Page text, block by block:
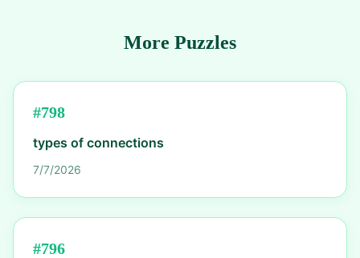
More Puzzles
#798
types of connections
7/7/2026
#796